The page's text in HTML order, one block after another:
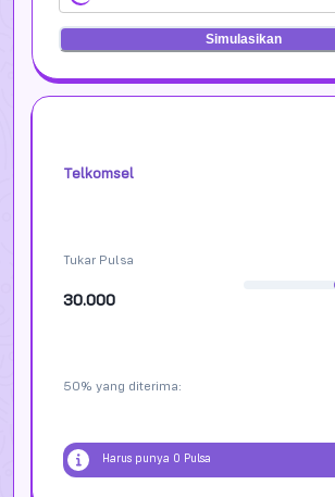
Simulasikan
Telkomsel
Tukar Pulsa
30.000
50% yang diterima:
Harus punya 0 Pulsa